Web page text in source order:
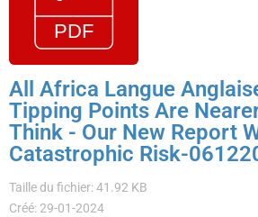
All Africa Langue
Tipping Points Are
Think - Our New Report
Catastrophic Risk-
Taille du fichier: 41.92 KB
Créé: 29-01-2024